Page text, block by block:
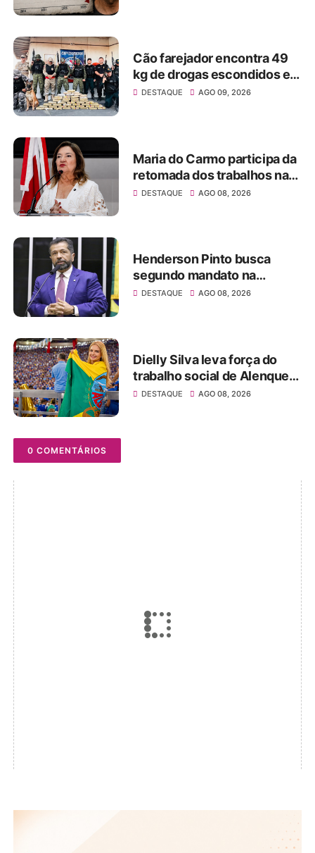
Cão farejador encontra 49
kg de drogas escondidos em
freezer e micro-ondas em
DESTAQUE AGO 09, 2026
Maria do Carmo participa da
retomada dos trabalhos na
Alepa e ocupa a tribuna no
DESTAQUE AGO 08, 2026
Henderson Pinto busca
segundo mandato na
Câmara dos Deputados nas
DESTAQUE AGO 08, 2026
Dielly Silva leva força do
trabalho social de Alenquer
para a disputa pela Alepa e
DESTAQUE AGO 08, 2026
0 COMENTÁRIOS